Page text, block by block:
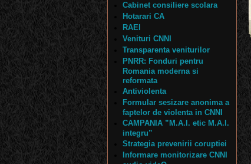
Cabinet consiliere scolara
Hotarari CA
RAEI
Venituri CNNI
Transparenta veniturilor
PNRR: Fonduri pentru
Romania moderna si
reformata
Antiviolenta
Formular sesizare anonima a
faptelor de violenta in CNNI
CAMPANIA ”M.A.I. etic M.A.I.
integru”
Strategia prevenirii coruptiei
Informare monitorizare CNNI